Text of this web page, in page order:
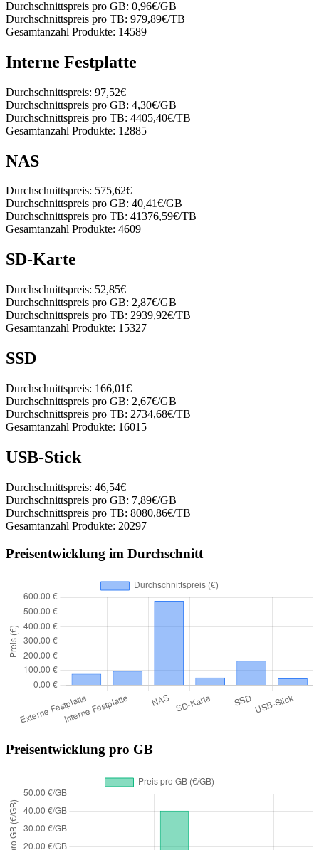
Durchschnittspreis pro GB: 0,96€/GB
Durchschnittspreis pro TB: 979,89€/TB
Gesamtanzahl Produkte: 14589
Interne Festplatte
Durchschnittspreis: 97,52€
Durchschnittspreis pro GB: 4,30€/GB
Durchschnittspreis pro TB: 4405,40€/TB
Gesamtanzahl Produkte: 12885
NAS
Durchschnittspreis: 575,62€
Durchschnittspreis pro GB: 40,41€/GB
Durchschnittspreis pro TB: 41376,59€/TB
Gesamtanzahl Produkte: 4609
SD-Karte
Durchschnittspreis: 52,85€
Durchschnittspreis pro GB: 2,87€/GB
Durchschnittspreis pro TB: 2939,92€/TB
Gesamtanzahl Produkte: 15327
SSD
Durchschnittspreis: 166,01€
Durchschnittspreis pro GB: 2,67€/GB
Durchschnittspreis pro TB: 2734,68€/TB
Gesamtanzahl Produkte: 16015
USB-Stick
Durchschnittspreis: 46,54€
Durchschnittspreis pro GB: 7,89€/GB
Durchschnittspreis pro TB: 8080,86€/TB
Gesamtanzahl Produkte: 20297
Preisentwicklung im Durchschnitt
Preisentwicklung pro GB